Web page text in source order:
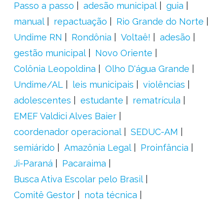
Passo a passo
adesão municipal
guia
manual
repactuação
Rio Grande do Norte
Undime RN
Rondônia Voltaê!
adesão
gestão municipal
Novo Oriente
Colônia Leopoldina
Olho D'água Grande
Undime/AL
leis municipais
violências
adolescentes
estudante
rematrícula
EMEF Valdici Alves Baier
coordenador operacional
SEDUC-AM
semiárido
Amazônia Legal
Proinfância
Ji-Paraná
Pacaraima
Busca Ativa Escolar pelo Brasil
Comitê Gestor
nota técnica